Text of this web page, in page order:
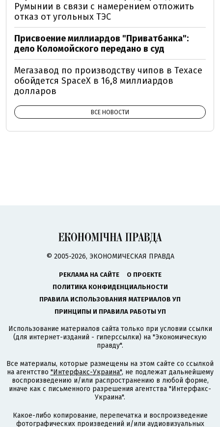
Румынии в связи с намерением отложить
отказ от угольных ТЭС
Присвоение миллиардов "Приватбанка":
дело Коломойского передано в суд
Мегазавод по производству чипов в Техасе
обойдется SpaceX в 16,8 миллиардов
долларов
ВСЕ НОВОСТИ
© 2005-2026, ЭКОНОМИЧЕСКАЯ ПРАВДА
РЕКЛАМА НА САЙТЕ
О ПРОЕКТЕ
ПОЛИТИКА КОНФИДЕНЦИАЛЬНОСТИ
ПРАВИЛА ИСПОЛЬЗОВАНИЯ МАТЕРИАЛОВ УП
ПРИНЦИПЫ И ПРАВИЛА РАБОТЫ УП
Использование материалов сайта только при условии ссылки
(для интернет-изданий - гиперссылки) на "Экономическую
правду".
Все материалы, которые размещены на этом сайте со ссылкой
на агентство "Интерфакс-Украина", не подлежат дальнейшему
воспроизведению и/или распространению в любой форме,
иначе как с письменного разрешения агентства "Интерфакс-
Украина".
Какое-либо копирование, перепечатка и воспроизведение
фотографических произведений и/или аудиовизуальных